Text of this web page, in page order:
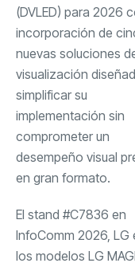
(DVLED) para 2026
incorporación de
nuevas soluciones
visualización
simplificar su
implementación sin
comprometer un
desempeño visual
en gran formato.
El stand #C7836 en
InfoComm 2026, LG
los modelos LG